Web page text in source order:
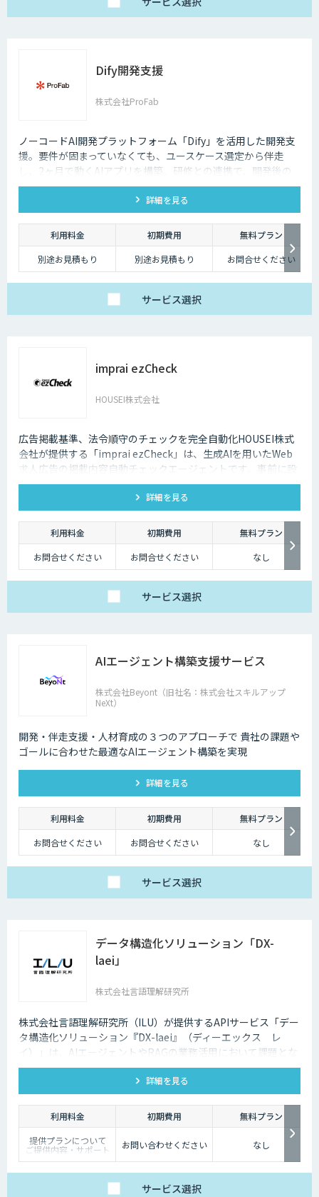
Dify開発支援
株式会社ProFab
ノーコードAI開発プラットフォーム「Dify」を活用した開発支
援。要件が固まっていなくても、ユースケース選定から伴走
し、2ヶ月で動くAIアプリを構築。研修との連携で、開発後の
内製化・自走までサポートします。
詳細を見る
利用料金 初期費用
無料プラン
別途お見積もり
別途お見積もり お問合せください
サービス選択
imprai ezCheck
HOUSEI株式会社
広告掲載基準、法令順守のチェックを完全自動化HOUSEI株式
会社が提供する「imprai ezCheck」は、生成AIを用いたWeb
求人広告の掲載内容自動チェックエージェントです。事前に設
定されたチェック条件に基づき、対象求人サイトを自動で巡回
し、結果レポートを送信します。詳細を見る
利用料金 初期費用
無料プラン
お問合せください
お問合せください なし
サービス選択
AIエージェント構築支援サービス
株式会社Beyont（旧社名：株式会社スキルアップ
NeXt）
開発・伴走支援・人材育成の３つのアプローチで 貴社の課題や
ゴールに合わせた最適なAIエージェント構築を実現
詳細を見る
利用料金 初期費用
無料プラン
お問合せください
お問合せください なし
サービス選択
データ構造化ソリューション「DX-
laei」
株式会社言語理解研究所
株式会社言語理解研究所（ILU）が提供するAPIサービス「デー
タ構造化ソリューション『DX-laei』（ディーエックス レ
イ）」は、AIエージェントやRAGの業務活用において課題とな
る「回答精度の低さ」や「利用者にプロンプト知識が求められ
る」といった運用上の問題に対し、日本語に特化した自然言語
処理技術でアプローチします。 「DX-laei」は、ドキュメント
の構造化処理に加え、ユーザーの質問意図を意味的に再構成
し、最適な検索クエリへ変換する機能を備えています。これに
より、生成AIの精度を左右する“入力精度”と“検索対象の整
備”の両面から、RAGやAIエージェントの回答品質を向上させ
ます。
詳細を見る
利用料金 初期費用
無料プラン
提供プランについて
ご提供内容・サポート
範囲の違いに応じて、
お問い合わせください なし
サービス選択